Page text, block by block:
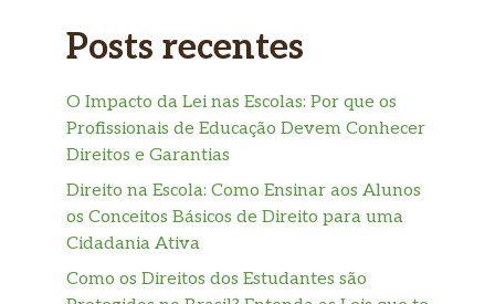
Posts recentes
O Impacto da Lei nas Escolas: Por que os
Profissionais de Educação Devem Conhecer
Direitos e Garantias
Direito na Escola: Como Ensinar aos Alunos
os Conceitos Básicos de Direito para uma
Cidadania Ativa
Como os Direitos dos Estudantes são